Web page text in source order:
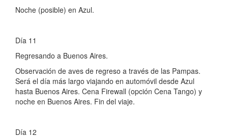
Noche (posible) en Azul.
Día 11
Regresando a Buenos Aires.
Observación de aves de regreso a través de las Pampas.
Será el día más largo viajando en automóvil desde Azul
hasta Buenos Aires. Cena Firewall (opción Cena Tango) y
noche en Buenos Aires. Fin del viaje.
Día 12